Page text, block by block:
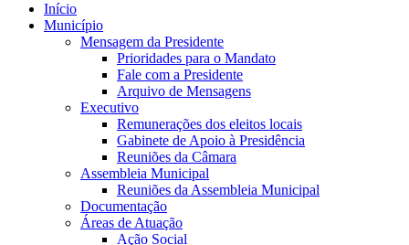
Início
Município
Mensagem da Presidente
Prioridades para o Mandato
Fale com a Presidente
Arquivo de Mensagens
Executivo
Remunerações dos eleitos locais
Gabinete de Apoio à Presidência
Reuniões da Câmara
Assembleia Municipal
Reuniões da Assembleia Municipal
Documentação
Áreas de Atuação
Ação Social